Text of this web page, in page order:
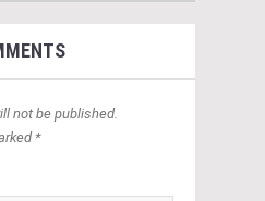
not be published.
*